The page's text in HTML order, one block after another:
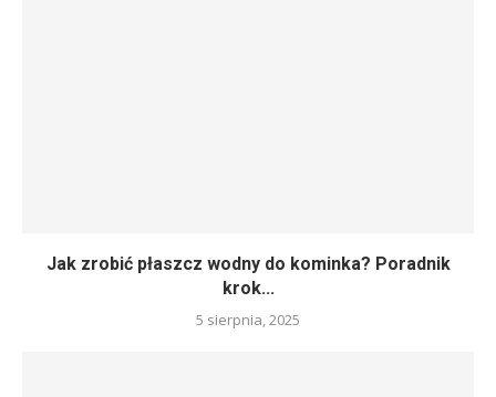
Jak zrobić płaszcz wodny do kominka? Poradnik
krok...
5 sierpnia, 2025